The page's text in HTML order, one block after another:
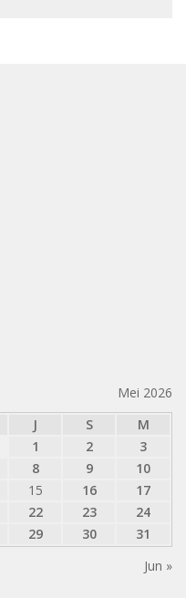
Mei 2026
J S
M
1
2
3
8 9
10
15 16
17
22 23
24
29 30
31
Jun »